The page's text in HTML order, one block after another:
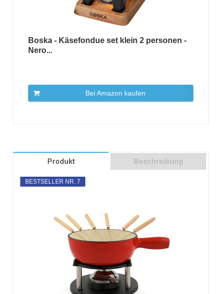
Boska - Käsefondue set klein 2 personen -
Nero...
Bei Amazon kaufen
Produkt Beschreibung
BESTSELLER NR. 7